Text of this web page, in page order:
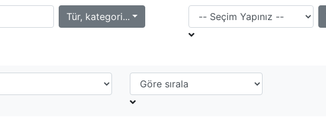
Tür, kategori...